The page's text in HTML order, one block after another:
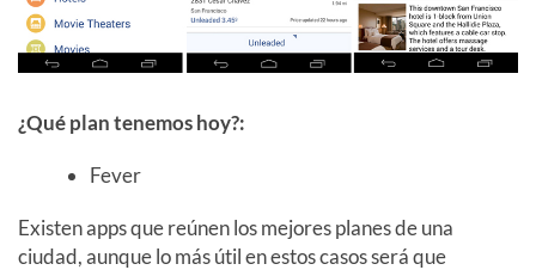
¿Qué plan tenemos hoy?:
Fever
Existen apps que reúnen los mejores planes de una
ciudad, aunque lo más útil en estos casos será que